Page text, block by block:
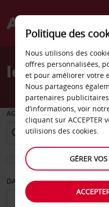
Welcome
Avislocation de
AGENCE DE DÉPART
Sélectionnez une autre
DATE DE DÉBUT
Politique des
Nous utilisons des
offres personnalisées,
et pour améliorer votre
Nous partageons
partenaires
d’informations, voir
cliquant sur ACCEPTER
utilisions des cookies.
GÉRER